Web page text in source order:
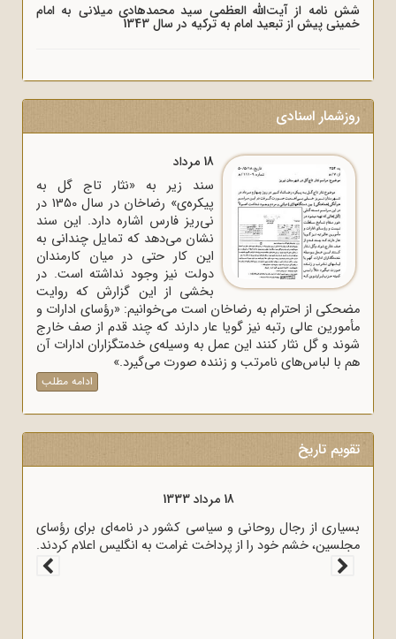
شش نامه از آیت‌الله العظمی سید محمدهادی میلانی به امام
خمینی پیش از تبعید امام به ترکیه در سال 1343
روزشمار اسنادی
18 مرداد
سند زیر به «نثار تاج گل به
پیکره‌ی» رضاخان در سال 1350 در
نی‌ریز فارس اشاره دارد. این سند
نشان می‌دهد که تمایل چندانی به
این کار حتی در میان کارمندان
دولت نیز وجود نداشته است. در
بخشی از این گزارش که روایت
مضحکی از احترام به رضاخان است می‌خوانیم: «رؤسای ادارات و
مأمورین عالی رتبه نیز گویا عار دارند که چند قدم از صف خارج
شوند و گل نثار کنند این عمل به وسیله‌ی خدمتگزاران ادارات آن
هم با لباس‌های نامرتب و زننده صورت می‌گیرد.»
ادامه مطلب
تقویم تاریخ
18 مرداد 1333
بسیاری از رجال روحانی و سیاسی کشور در نامه‌ای برای رؤسای
مجلسین، خشم خود را از پرداخت غرامت به انگلیس اعلام کردند.